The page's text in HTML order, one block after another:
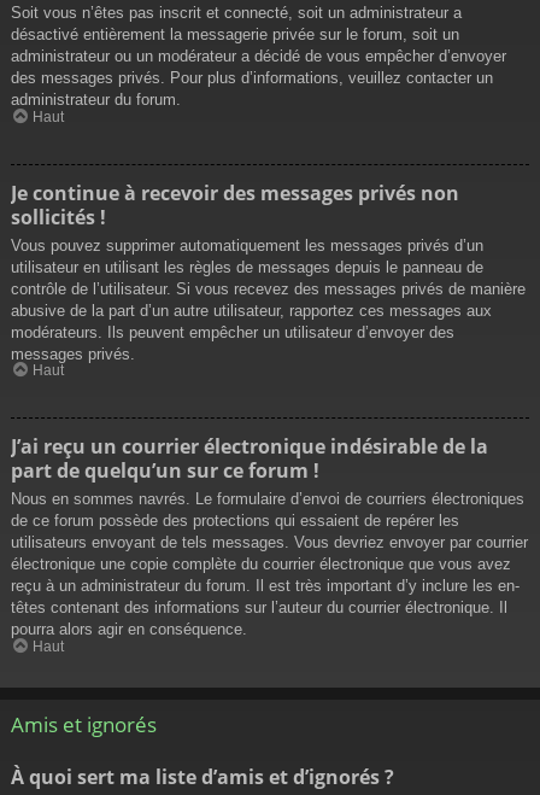
Soit vous n’êtes pas inscrit et connecté, soit un administrateur a
désactivé entièrement la messagerie privée sur le forum, soit un
administrateur ou un modérateur a décidé de vous empêcher d’envoyer
des messages privés. Pour plus d’informations, veuillez contacter un
administrateur du forum.
Haut
Je continue à recevoir des messages privés non
sollicités !
Vous pouvez supprimer automatiquement les messages privés d’un
utilisateur en utilisant les règles de messages depuis le panneau de
contrôle de l’utilisateur. Si vous recevez des messages privés de manière
abusive de la part d’un autre utilisateur, rapportez ces messages aux
modérateurs. Ils peuvent empêcher un utilisateur d’envoyer des
messages privés.
Haut
J’ai reçu un courrier électronique indésirable de la
part de quelqu’un sur ce forum !
Nous en sommes navrés. Le formulaire d’envoi de courriers électroniques
de ce forum possède des protections qui essaient de repérer les
utilisateurs envoyant de tels messages. Vous devriez envoyer par courrier
électronique une copie complète du courrier électronique que vous avez
reçu à un administrateur du forum. Il est très important d’y inclure les en-
têtes contenant des informations sur l’auteur du courrier électronique. Il
pourra alors agir en conséquence.
Haut
Amis et ignorés
À quoi sert ma liste d’amis et d’ignorés ?